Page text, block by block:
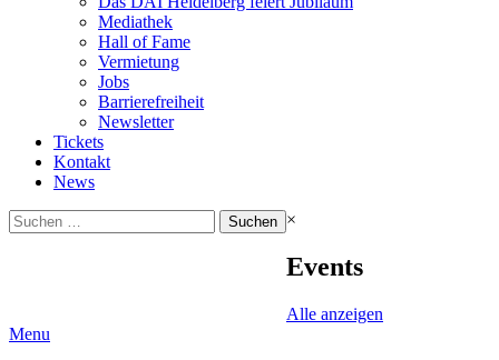
Mediathek
Hall of Fame
Vermietung
Jobs
Barrierefreiheit
Newsletter
Tickets
Kontakt
News
Suchen
nach:
×
Events
Alle anzeigen
Menu